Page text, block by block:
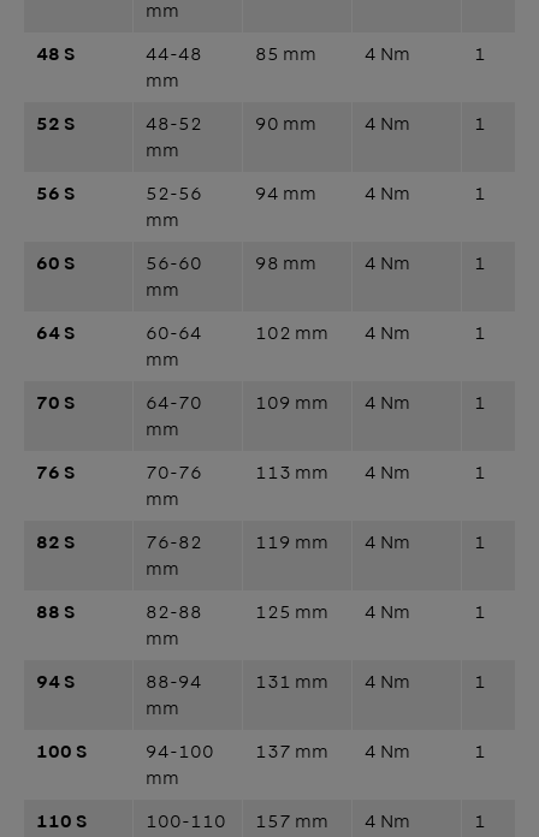
mm
48 S
44-48
mm
85 mm 4 Nm 1
52 S
48-52
mm
90 mm 4 Nm 1
56 S
52-56
mm
94 mm 4 Nm 1
60 S
56-60
mm
98 mm 4 Nm 1
64 S
60-64
mm
102 mm 4 Nm 1
70 S
64-70
mm
109 mm 4 Nm 1
76 S
70-76
mm
113 mm 4 Nm 1
82 S
76-82
mm
119 mm 4 Nm 1
88 S
82-88
mm
125 mm 4 Nm 1
94 S
88-94
mm
131 mm 4 Nm 1
100 S
94-100
mm
137 mm 4 Nm 1
110 S
100-110
157 mm 4 Nm 1